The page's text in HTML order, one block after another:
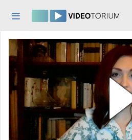
Home
Log In
Discovery
Categories
Playlists